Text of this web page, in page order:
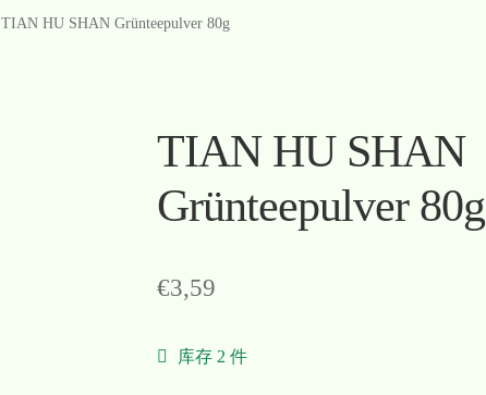
TIAN HU SHAN Grünteepulver 80g
TIAN HU SHAN
Grünteepulver 80g
€3,59
库存 2 件